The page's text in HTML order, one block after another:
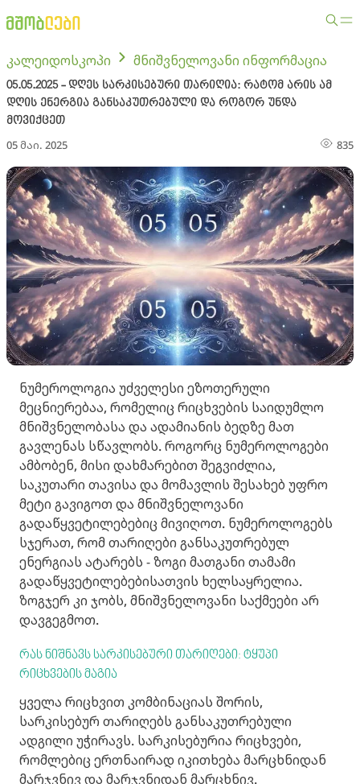
კალეიდოსკოპი მნიშვნელოვანი ინფორმაცია
05.05.2025 - დღეს სარკისებური თარიღია: რატომ არის ამ
დღის ენერგია განსაკუთრებული და როგორ უნდა
მოვიქცეთ
05 მაი. 2025 835
ნუმეროლოგია უძველესი ეზოთერული
მეცნიერებაა, რომელიც რიცხვების საიდუმლო
მნიშვნელობასა და ადამიანის ბედზე მათ
გავლენას სწავლობს. როგორც ნუმეროლოგები
ამბობენ, მისი დახმარებით შეგვიძლია,
საკუთარი თავისა და მომავლის შესახებ უფრო
მეტი გავიგოთ და მნიშვნელოვანი
გადაწყვეტილებებიც მივიღოთ. ნუმეროლოგებს
სჯერათ, რომ თარიღები განსაკუთრებულ
ენერგიას ატარებს - ზოგი მათგანი თამამი
გადაწყვეტილებებისათვის ხელსაყრელია.
ზოგჯერ კი ჯობს, მნიშვნელოვანი საქმეები არ
დავგეგმოთ.
რას ნიშნავს სარკისებური თარიღები: ტყუპი
რიცხვების მაგია
ყველა რიცხვით კომბინაციას შორის,
სარკისებურ თარიღებს განსაკუთრებული
ადგილი უჭირავს. სარკისებურია რიცხვები,
რომლებიც ერთნაირად იკითხება მარცხნიდან
მარჯვნივ და მარჯვნიდან მარცხნივ.